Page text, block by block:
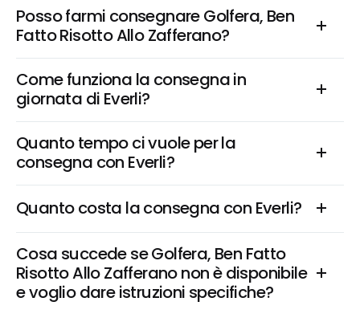
Posso farmi consegnare Golfera, Ben
Fatto Risotto Allo Zafferano?
Come funziona la consegna in
giornata di Everli?
Quanto tempo ci vuole per la
consegna con Everli?
Quanto costa la consegna con Everli?
Cosa succede se Golfera, Ben Fatto
Risotto Allo Zafferano non è disponibile
e voglio dare istruzioni specifiche?